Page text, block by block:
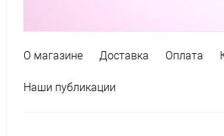
О магазине Доставка Оплата
Наши публикации